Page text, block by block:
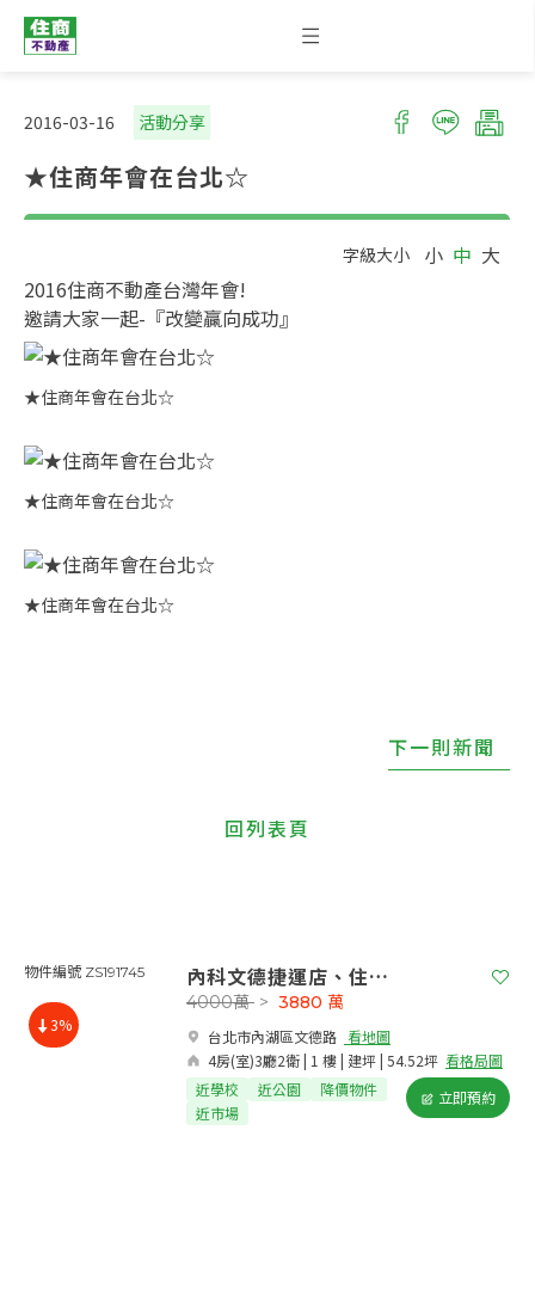
2016-03-16 活動分享
★住商年會在台北☆
字級大小 小 中 大
2016住商不動產台灣年會!
邀請大家一起-『改變贏向成功』
★住商年會在台北☆
★住商年會在台北☆
★住商年會在台北☆
下一則新聞
回列表頁
物件編號 ZS191745
3%
內科文德捷運店、住、辦
台北市內湖區文德路​ 看地圖
4房(室)3廳2衛 | 1 樓 | 建坪 | 54.52坪 看格局圖
4000萬 > 3880 萬
近學校 近公園
降價物件
近市場
立即預約